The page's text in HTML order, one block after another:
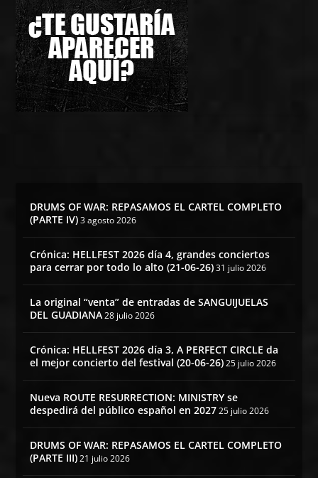
DRUMS OF WAR: REPASAMOS EL CARTEL COMPLETO
(PARTE IV) 3 agosto 2026
Crónica: HELLFEST 2026 día 4, grandes conciertos
para cerrar por todo lo alto (21-06-26) 31 julio 2026
La original “venta” de entradas de SANGUIJUELAS
DEL GUADIANA 28 julio 2026
Crónica: HELLFEST 2026 día 3, A PERFECT CIRCLE da
el mejor concierto del festival (20-06-26) 25 julio 2026
Nueva ROUTE RESURRECTION: MINISTRY se
despedirá del público español en 2027 25 julio 2026
DRUMS OF WAR: REPASAMOS EL CARTEL COMPLETO
(PARTE III) 21 julio 2026